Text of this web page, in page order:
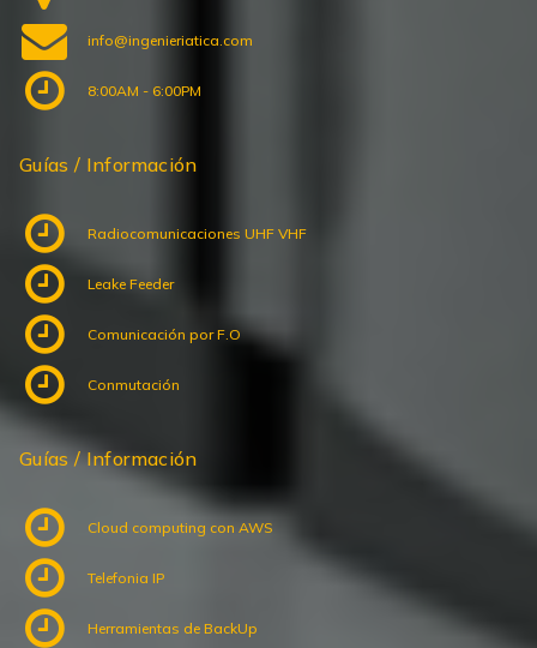
Guías / Información
Cloud computing con AWS